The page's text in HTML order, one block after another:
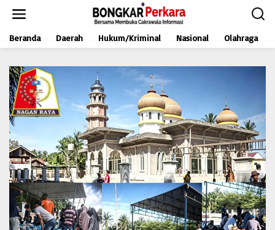
t
Beranda Daerah Hukum/Kriminal Nasional Olahraga